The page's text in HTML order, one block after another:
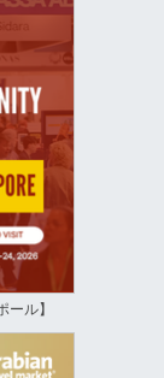
ール】